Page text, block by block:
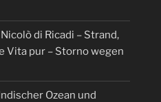
di Ricadi – Strand,
Vita pur – Storno wegen
Ozean und